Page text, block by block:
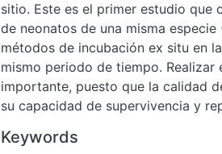
sitio. Este es el primer estudio que
de neonatos de una misma
métodos de incubación ex situ en
mismo periodo de tiempo. Realizar
importante, puesto que la calidad
su capacidad de supervivencia y
Keywords